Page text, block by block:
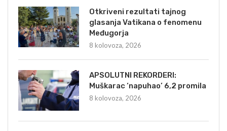
Otkriveni rezultati tajnog
glasanja Vatikana o fenomenu
Međugorja
8 kolovoza, 2026
APSOLUTNI REKORDERI:
Muškarac ‘napuhao’ 6,2 promila
8 kolovoza, 2026